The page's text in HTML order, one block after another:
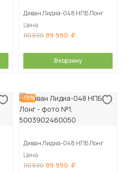
Диван Лидиа-048 НПБ Лонг
Цена
110 590 89 990
В корзину
-19%
Диван Лидиа-048 НПБ Лонг
Цена
110 590 89 990